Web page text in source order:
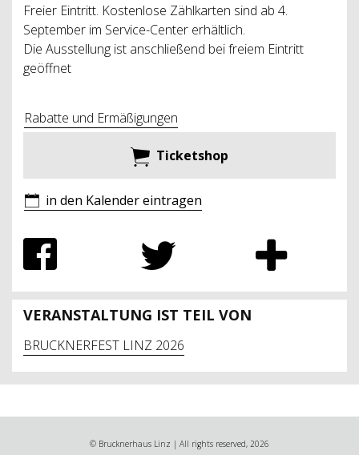
Freier Eintritt. Kostenlose Zählkarten sind ab 4.
September im Service-Center erhältlich.
Die Ausstellung ist anschließend bei freiem Eintritt
geöffnet
Rabatte und Ermäßigungen
Ticketshop
in den Kalender eintragen
VERANSTALTUNG IST TEIL VON
BRUCKNERFEST LINZ 2026
© Brucknerhaus Linz | All rights reserved, 2026